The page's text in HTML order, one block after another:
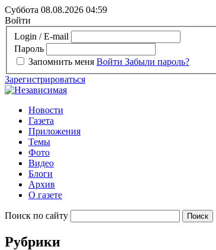
Суббота 08.08.2026 04:59
Войти
Login / E-mail
Пароль
Запомнить меня Войти Забыли пароль?
Зарегистрироваться
Новости
Газета
Приложения
Темы
Фото
Видео
Блоги
Архив
О газете
Поиск по сайту
Рубрики